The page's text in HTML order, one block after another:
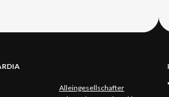
Alleingesellschafter